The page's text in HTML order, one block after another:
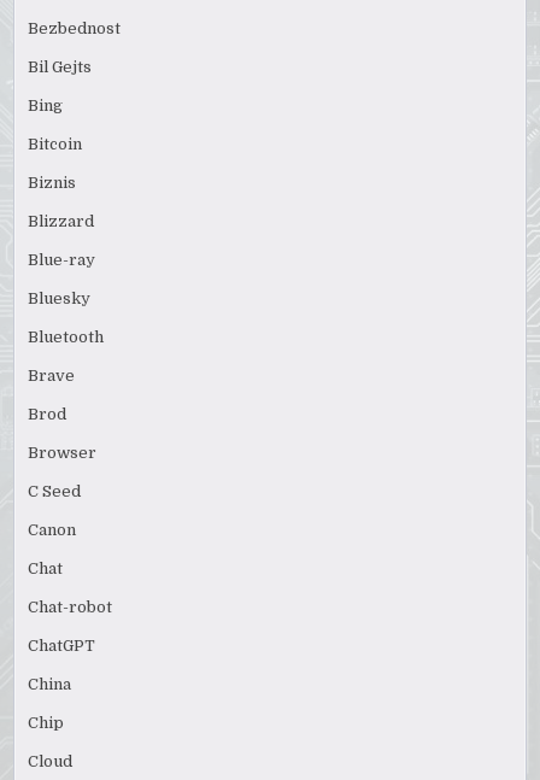
Bezbednost
Bil Gejts
Bing
Bitcoin
Biznis
Blizzard
Blue-ray
Bluesky
Bluetooth
Brave
Brod
Browser
C Seed
Canon
Chat
Chat-robot
ChatGPT
China
Chip
Cloud